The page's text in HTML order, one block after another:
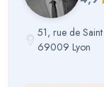
51, rue de
69009 Lyon